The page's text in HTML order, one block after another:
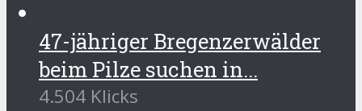
47-jähriger Bregenzerwälder
beim Pilze suchen in...
4.504 Klicks